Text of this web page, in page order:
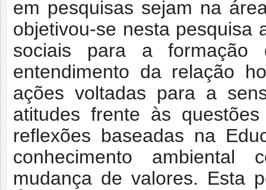
em pesquisas sejam na
objetivou-se nesta pesquisa
sociais para a formação
entendimento da relação
ações voltadas para a
atitudes frente às
reflexões baseadas na
conhecimento ambiental
mudança de valores. Esta